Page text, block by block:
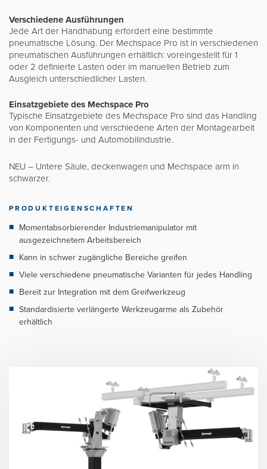
Verschiedene Ausführungen
Jede Art der Handhabung erfordert eine bestimmte
pneumatische Lösung. Der Mechspace Pro ist in verschiedenen
pneumatischen Ausführungen erhältlich: voreingestellt für 1
oder 2 definierte Lasten oder im manuellen Betrieb zum
Ausgleich unterschiedlicher Lasten.
Einsatzgebiete des Mechspace Pro
Typische Einsatzgebiete des Mechspace Pro sind das Handling
von Komponenten und verschiedene Arten der Montagearbeit
in der Fertigungs- und Automobilindustrie.
NEU – Untere Säule, deckenwagen und Mechspace arm in
schwarzer.
PRODUKTEIGENSCHAFTEN
Momentabsorbierender Industriemanipulator mit
ausgezeichnetem Arbeitsbereich
Kann in schwer zugängliche Bereiche greifen
Viele verschiedene pneumatische Varianten für jedes Handling
Bereit zur Integration mit dem Greifwerkzeug
Standardisierte verlängerte Werkzeugarme als Zubehör
erhältlich